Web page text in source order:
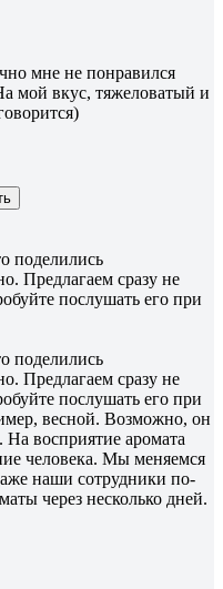
мне не понравился
мой вкус, тяжеловатый и
поделились
Предлагаем сразу не
послушать его при
поделились
Предлагаем сразу не
послушать его при
весной. Возможно, он
На восприятие аромата
человека. Мы меняемся
наши сотрудники по-
через несколько дней.